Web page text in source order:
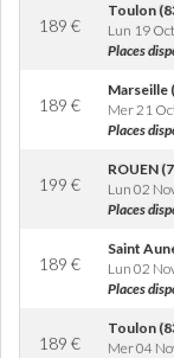
189 €
Toulon
Lun 19
Places
189 €
Marseille
Mer 21
Places
199 €
ROUEN
Lun 02
Places
189 €
Saint
Lun 02
Places
189 €
Toulon
Mer 04